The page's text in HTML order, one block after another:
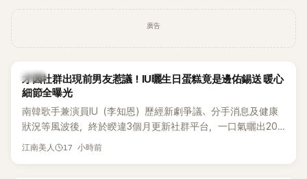
廣告
韓星
才因社群出現前男友惹議！IU曬生日蛋糕竟是邊佑錫送 暖心
細節全曝光
南韓歌手兼演員IU（李知恩）歷經新劇爭議、分手消息及健康
狀況等風波後，終於睽違3個月更新社群平台，一口氣曬出20
張近況照，讓大批粉絲又驚又喜。其中，一張生日蛋糕照意外
江南美人 17 小時前